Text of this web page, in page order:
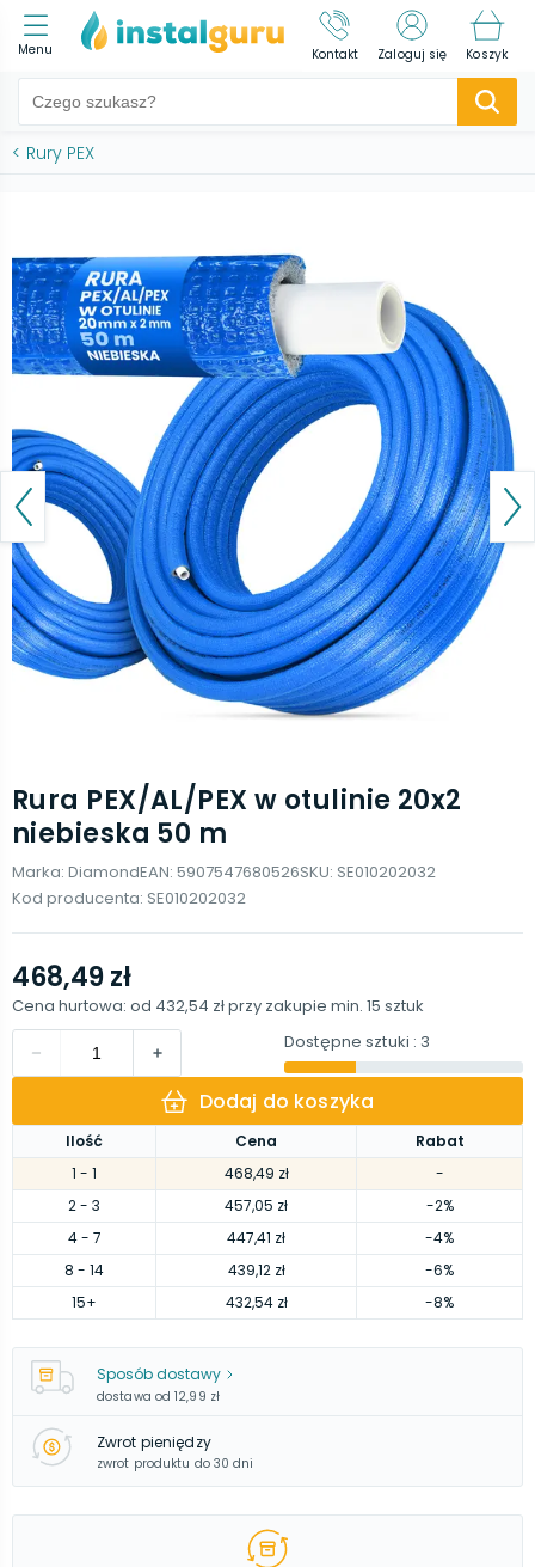
Menu Kontakt Zaloguj się Koszyk
< Rury PEX
Rura PEX/AL/PEX w otulinie 20x2
niebieska 50 m
Marka: DiamondEAN: 5907547680526SKU: SE010202032
Kod producenta: SE010202032
Ilość Cena
Rabat
1 - 1 468,49 zł
-
2- 3 457,05 zł
-2%
4- 7 447,41 zł
-4%
8 - 14 439,12 zł
-6%
15+ 432,54 zł -8%
468,49 zł
Cena hurtowa: od 432,54 złprzy zakupie min. 15 sztuk
Dostępne sztuki : 3
Dodaj do koszyka
Sposób dostawy
dostawa od 12,99 zł
Zwrot pieniędzy
zwrot produktu do 30 dni